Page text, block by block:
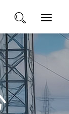
Toggle